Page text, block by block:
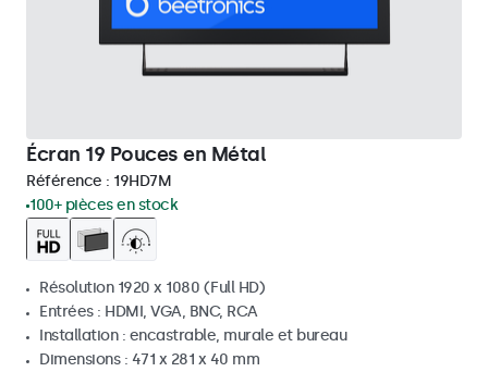
Écran 19 Pouces en Métal
Référence : 19HD7M
100+ pièces en stock
Résolution 1920 x 1080 (Full HD)
Entrées : HDMI, VGA, BNC, RCA
Installation : encastrable, murale et bureau
Dimensions : 471 x 281 x 40 mm